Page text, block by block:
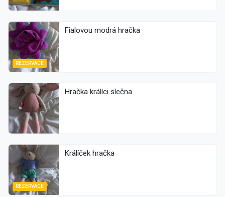
REZERVACE
Fialovou modrá hračka
Hračka králíci slečna
REZERVACE
Králíček hračka